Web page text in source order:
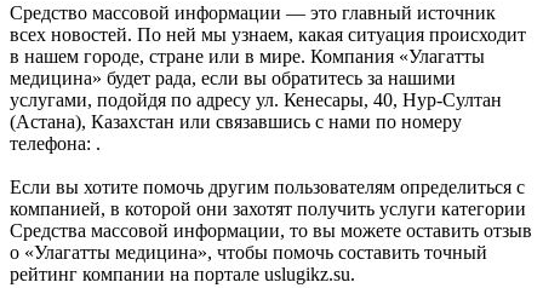
Средство массовой информации — это главный источник
всех новостей. По ней мы узнаем, какая ситуация происходит
в нашем городе, стране или в мире. Компания «Улагатты
медицина» будет рада, если вы обратитесь за нашими
услугами, подойдя по адресу ул. Кенесары, 40, Нур-Султан
(Астана), Казахстан или связавшись с нами по номеру
телефона: .
Если вы хотите помочь другим пользователям определиться с
компанией, в которой они захотят получить услуги категории
Средства массовой информации, то вы можете оставить отзыв
о «Улагатты медицина», чтобы помочь составить точный
рейтинг компании на портале uslugikz.su.